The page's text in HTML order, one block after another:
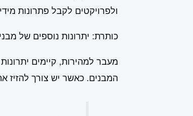
ולפרויקטים לקבל פתרונות
כותרת: יתרונות נוספים של
מעבר למהירות, קיימים
המבנים. כאשר יש צורך להזיז